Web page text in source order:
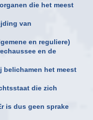
die het meest
van
en reguliere)
en de
het meest
die zich
is dus geen sprake